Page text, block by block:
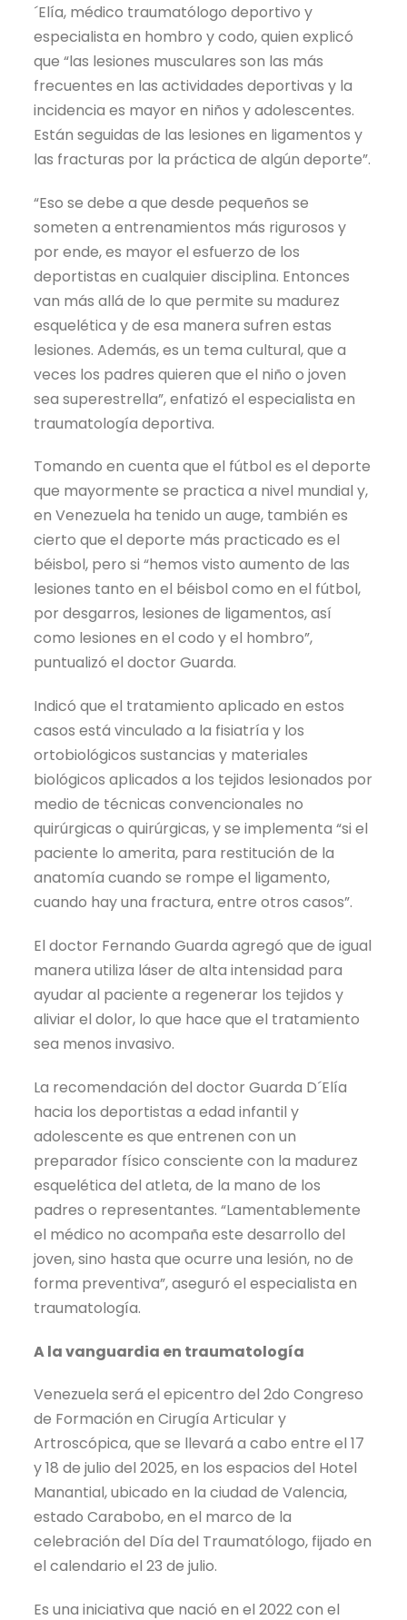
´Elía, médico traumatólogo deportivo y
especialista en hombro y codo, quien explicó
que “las lesiones musculares son las más
frecuentes en las actividades deportivas y la
incidencia es mayor en niños y adolescentes.
Están seguidas de las lesiones en ligamentos y
las fracturas por la práctica de algún deporte”.
“Eso se debe a que desde pequeños se
someten a entrenamientos más rigurosos y
por ende, es mayor el esfuerzo de los
deportistas en cualquier disciplina. Entonces
van más allá de lo que permite su madurez
esquelética y de esa manera sufren estas
lesiones. Además, es un tema cultural, que a
veces los padres quieren que el niño o joven
sea superestrella”, enfatizó el especialista en
traumatología deportiva.
Tomando en cuenta que el fútbol es el deporte
que mayormente se practica a nivel mundial y,
en Venezuela ha tenido un auge, también es
cierto que el deporte más practicado es el
béisbol, pero si “hemos visto aumento de las
lesiones tanto en el béisbol como en el fútbol,
por desgarros, lesiones de ligamentos, así
como lesiones en el codo y el hombro”,
puntualizó el doctor Guarda.
Indicó que el tratamiento aplicado en estos
casos está vinculado a la fisiatría y los
ortobiológicos sustancias y materiales
biológicos aplicados a los tejidos lesionados por
medio de técnicas convencionales no
quirúrgicas o quirúrgicas, y se implementa “si el
paciente lo amerita, para restitución de la
anatomía cuando se rompe el ligamento,
cuando hay una fractura, entre otros casos”.
El doctor Fernando Guarda agregó que de igual
manera utiliza láser de alta intensidad para
ayudar al paciente a regenerar los tejidos y
aliviar el dolor, lo que hace que el tratamiento
sea menos invasivo.
La recomendación del doctor Guarda D´Elía
hacia los deportistas a edad infantil y
adolescente es que entrenen con un
preparador físico consciente con la madurez
esquelética del atleta, de la mano de los
padres o representantes. “Lamentablemente
el médico no acompaña este desarrollo del
joven, sino hasta que ocurre una lesión, no de
forma preventiva”, aseguró el especialista en
traumatología.
A la vanguardia en traumatología
Venezuela será el epicentro del 2do Congreso
de Formación en Cirugía Articular y
Artroscópica, que se llevará a cabo entre el 17
y 18 de julio del 2025, en los espacios del Hotel
Manantial, ubicado en la ciudad de Valencia,
estado Carabobo, en el marco de la
celebración del Día del Traumatólogo, fijado en
el calendario el 23 de julio.
Es una iniciativa que nació en el 2022 con el